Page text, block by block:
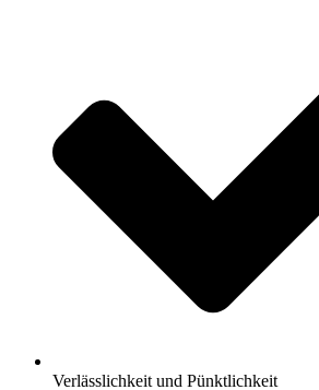
Verlässlichkeit und Pünktlichkeit